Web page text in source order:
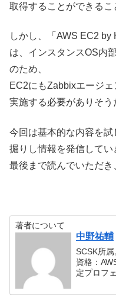
取得することができるこ
しかし、「AWS EC2
は、インスタンスOS内
のため、
EC2にもZabbixエージ
実施する必要がありそう
今回は基本的な内容を
掘りし情報を発信してい
最後まで読んでいただき
著者について
中野祐輔
SCSK所
資格：
定プロフ